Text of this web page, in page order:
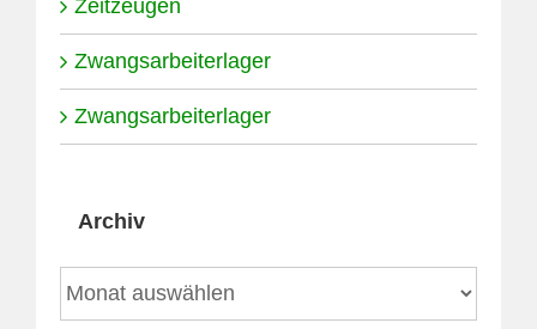
Zeitzeugen
Zwangsarbeiterlager
Zwangsarbeiterlager
Archiv
Archiv